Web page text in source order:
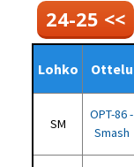
24-25 <<
Lohko Ottelu
SM
OPT-86 -
Smash